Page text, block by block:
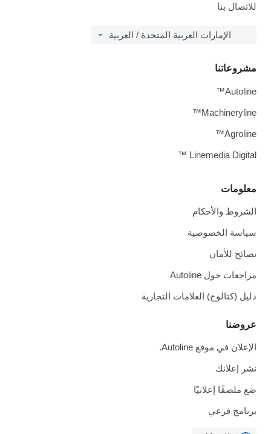
للاتصال بنا
الإمارات العربية المتحدة / العربية
معلومات
الشروط والأحكام
سياسة الخصوصية
نصائح للأمان
مراجعات حول Autoline
دليل (كتالوج) العلامات التجارية
عروضنا
الإعلان في موقع Autoline.
نشر إعلانك
ضع ملصقًا إعلانيًا
برنامج فرعي
مشروعاتنا
Autoline™
Machineryline™
Agroline™
Linemedia Digital ™